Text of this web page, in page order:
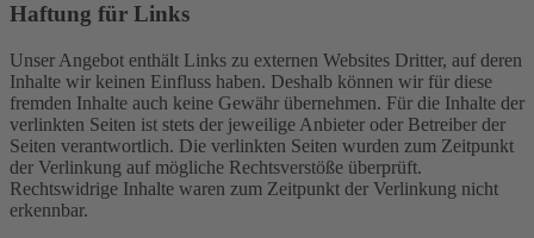
Haftung für Links
Unser Angebot enthält Links zu externen Websites Dritter, auf deren
Inhalte wir keinen Einfluss haben. Deshalb können wir für diese
fremden Inhalte auch keine Gewähr übernehmen. Für die Inhalte der
verlinkten Seiten ist stets der jeweilige Anbieter oder Betreiber der
Seiten verantwortlich. Die verlinkten Seiten wurden zum Zeitpunkt
der Verlinkung auf mögliche Rechtsverstöße überprüft.
Rechtswidrige Inhalte waren zum Zeitpunkt der Verlinkung nicht
erkennbar.